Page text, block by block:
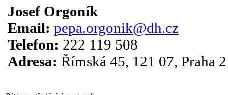
Josef Orgoník
Email: pepa.orgonik@dh.cz
Telefon: 222 119 508
Adresa: Římská 45, 121 07, Praha 2